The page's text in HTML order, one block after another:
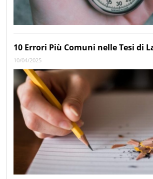
10 Errori Più Comuni nelle Tesi di
10/04/2025